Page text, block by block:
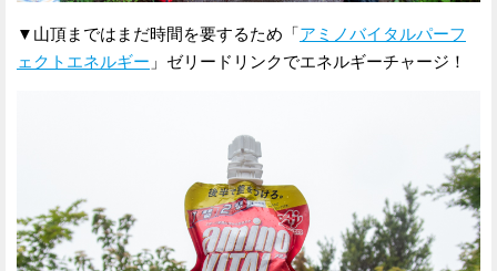
▼山頂まではまだ時間を要するため「アミノバイタルパーフ
ェクトエネルギー 」ゼリードリンクでエネルギーチャージ！